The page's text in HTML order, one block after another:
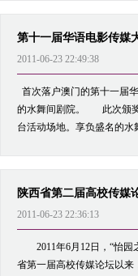
第十一届华语电影传媒
2011-06-23 22:49:38
首次落户澳门的第十一届
的水舞间剧院。 此次颁奖
台活动场地。享负盛名的水
陕西省第二届高校传媒
2011-06-23 22:36:13
2011年6月12日，“怡园
省第一届高校传媒论坛以